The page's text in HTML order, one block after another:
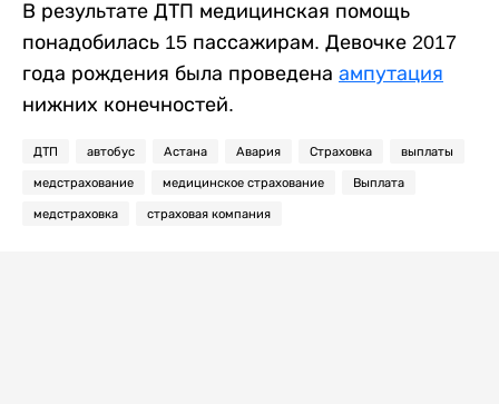
В результате ДТП медицинская помощь
понадобилась 15 пассажирам. Девочке 2017
года рождения была проведена ампутация
нижних конечностей.
ДТП автобус Астана Авария Страховка выплаты
медстрахование медицинское страхование Выплата
медстраховка страховая компания